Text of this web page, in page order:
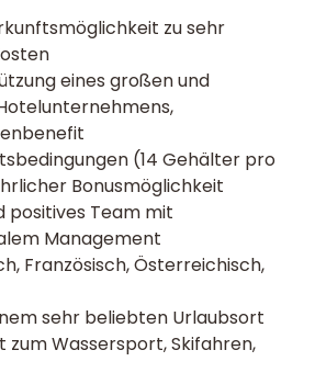
zu sehr
eines großen und
(14 Gehälter pro
Bonusmöglichkeit
positives Team mit
Management
Französisch, Österreichisch,
sehr beliebten Urlaubsort
zum Wassersport, Skifahren,